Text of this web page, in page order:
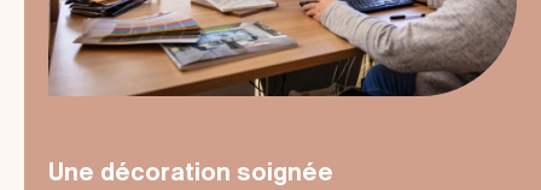
Une décoration soignée